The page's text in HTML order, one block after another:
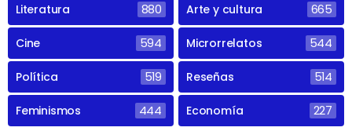
Literatura 880 Arte y cultura 665
Cine 594 Microrrelatos 544
Política 519 Reseñas 514
Feminismos 444 Economía 227